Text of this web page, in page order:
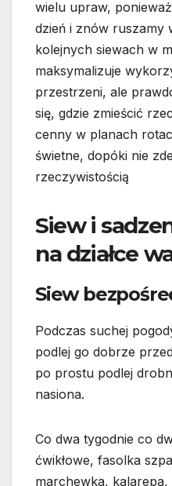
wielu upraw,
dzień i znów ruszamy
kolejnych siewach w
maksymalizuje
przestrzeni, ale
się, gdzie zmieścić
cenny w planach
świetne, dopóki nie
rzeczywistością
Siew i
na działce
Siew
Podczas suchej
podlej go dobrze
po prostu podlej
nasiona.
Co dwa tygodnie co
ćwikłowe, fasolka
marchewka,